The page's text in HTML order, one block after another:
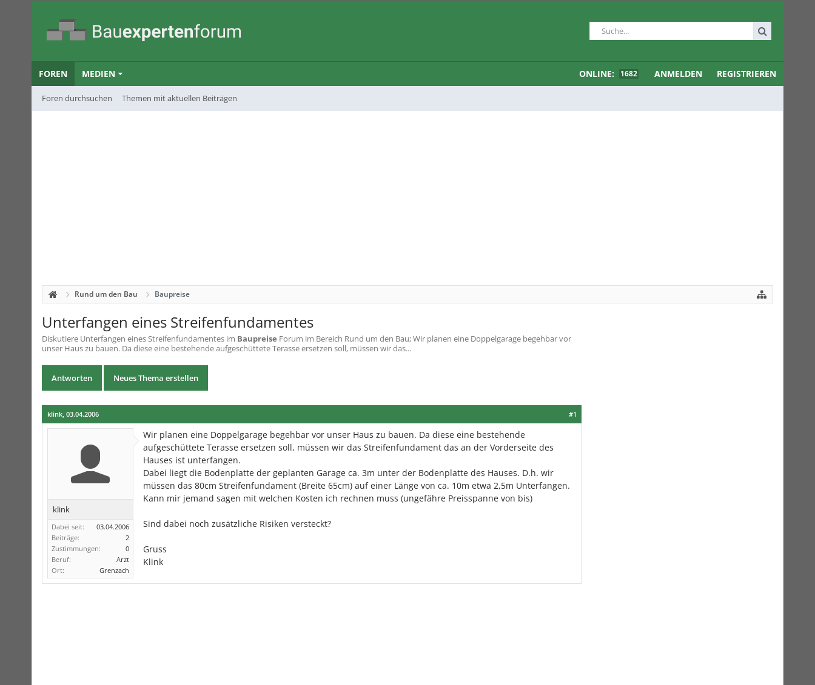
FOREN
Foren durchsuchen Themen mit aktuellen Beiträgen
MEDIEN ONLINE: 1682 ANMELDEN REGISTRIEREN
Rund um den Bau Baupreise
Unterfangen eines Streifenfundamentes
Diskutiere Unterfangen eines Streifenfundamentes im Baupreise Forum im Bereich Rund um den Bau; Wir planen eine Doppelgarage begehbar vor
unser Haus zu bauen. Da diese eine bestehende aufgeschüttete Terasse ersetzen soll, müssen wir das...
Antworten Neues Thema erstellen
#1
klink, 03.04.2006
klink
Dabei seit:
03.04.2006
Beiträge:
2
Zustimmungen:
0
Beruf:
Arzt
Ort:
Grenzach
Wir planen eine Doppelgarage begehbar vor unser Haus zu bauen. Da diese eine bestehende
aufgeschüttete Terasse ersetzen soll, müssen wir das Streifenfundament das an der Vorderseite des
Hauses ist unterfangen.
Dabei liegt die Bodenplatte der geplanten Garage ca. 3m unter der Bodenplatte des Hauses. D.h. wir
müssen das 80cm Streifenfundament (Breite 65cm) auf einer Länge von ca. 10m etwa 2,5m Unterfangen.
Kann mir jemand sagen mit welchen Kosten ich rechnen muss (ungefähre Preisspanne von bis)
Sind dabei noch zusätzliche Risiken versteckt?
Gruss
Klink